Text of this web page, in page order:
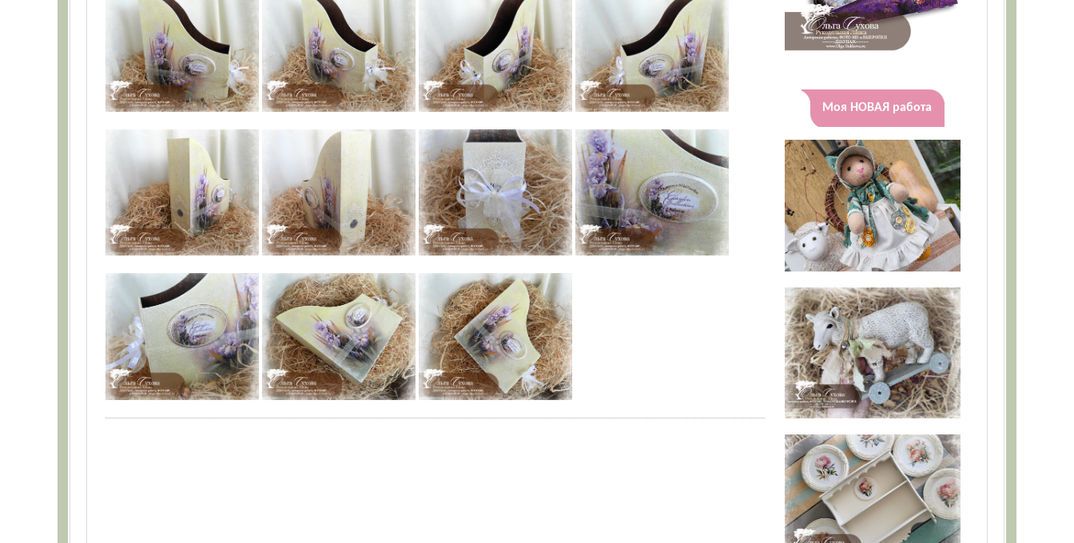
Моя НОВАЯ работа